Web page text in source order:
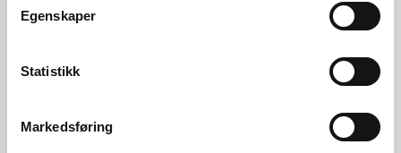
Egenskaper
Statistikk
Markedsføring
Slik viser du alle kunder